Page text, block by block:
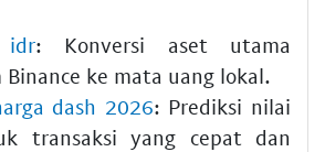
: Konversi aset utama
Binance ke mata uang lokal.
dash 2026: Prediksi nilai
transaksi yang cepat dan